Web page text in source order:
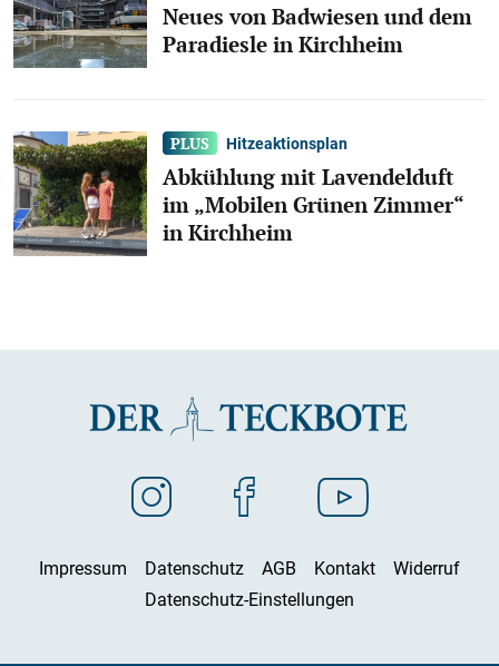
Neues von Badwiesen und dem
Paradiesle in Kirchheim
Hitzeaktionsplan
Abkühlung mit Lavendelduft
im „Mobilen Grünen Zimmer“
in Kirchheim
Impressum Datenschutz AGB Kontakt
Widerruf
Datenschutz-Einstellungen